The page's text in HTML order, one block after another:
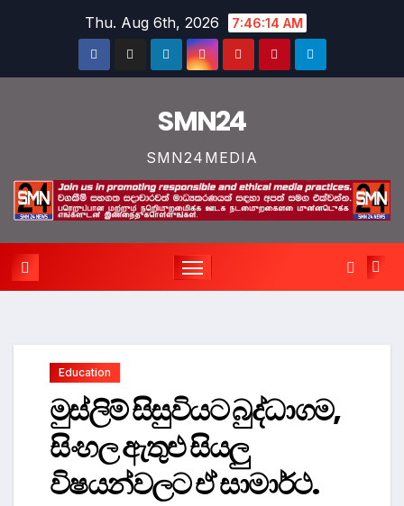
Thu. Aug 6th, 2026 7:46:14 AM
SMN24
SMN24MEDIA
Education
මුස්ලිම් සිසුවියට බුද්ධාගම,
සිංහල ඇතුළු සියලු
විෂයන්වලට ඒ සාමාර්ථ.